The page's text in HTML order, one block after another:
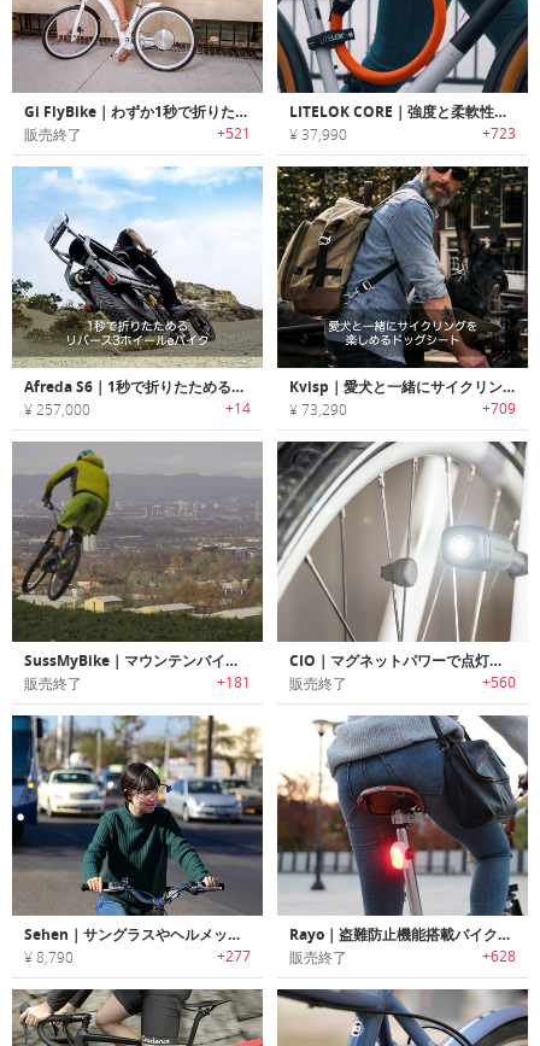
Gi FlyBike｜わずか1秒で折りたたみ可能な電動自転車「ギー・フライバイク」
販売終了 +521
LITELOK CORE｜強度と柔軟性を兼ね備えたバイク用タフフレキシブルロック「ライトロックコア」
¥ 37,990 +723
Afreda S6｜1秒で折りたためるリバース3ホイールeバイク「アフレダS6」
¥ 257,000 +14
Kvisp｜愛犬と一緒にサイクリングを楽しめるドッグシート「クウィスプ」
¥ 73,290 +709
SussMyBike｜マウンテンバイク用サスペンションモニター「サスマイバイク」
販売終了 +181
CIO｜マグネットパワーで点灯するバッテリー不要の自転車用ライト「シーオ」
販売終了 +560
Sehen｜サングラスやヘルメットに取付け安全性を高めるリアビューミラー「シーヘン」
¥ 8,790 +277
Rayo｜盗難防止機能搭載バイク用スマートテイルライト「ラーヨ」
販売終了 +628